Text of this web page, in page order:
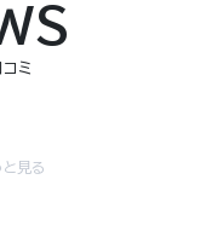
ミ
見る